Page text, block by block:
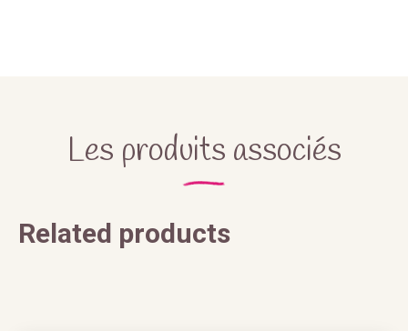
Les produits associés
Related products